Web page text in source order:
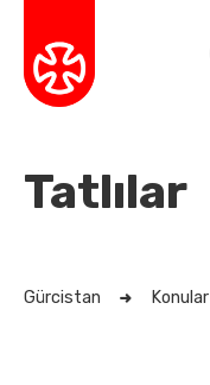
Tatlılar
Gürcistan Konular